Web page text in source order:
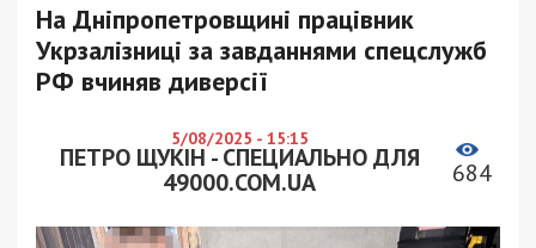
На Дніпропетровщині працівник
Укрзалізниці за завданнями спецслужб
РФ вчиняв диверсії
5/08/2025 - 15:15
ПЕТРО ЩУКІН - СПЕЦИАЛЬНО ДЛЯ
49000.COM.UA
684